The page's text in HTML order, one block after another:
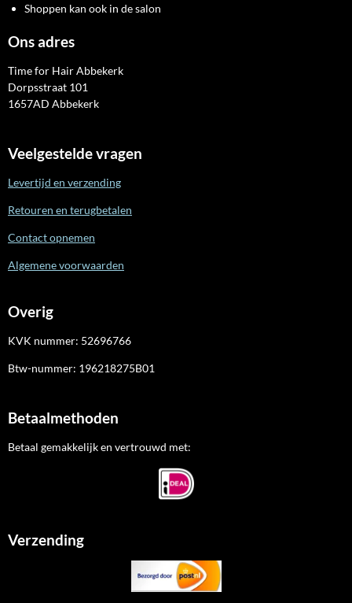
Shoppen kan ook in de salon
Ons adres
Time for Hair Abbekerk
Dorpsstraat 101
1657AD Abbekerk
Veelgestelde vragen
Levertijd en verzending
Retouren en terugbetalen
Contact opnemen
Algemene voorwaarden
Overig
KVK nummer: 52696766
Btw-nummer: 196218275B01
Betaalmethoden
Betaal gemakkelijk en vertrouwd met:
Verzending